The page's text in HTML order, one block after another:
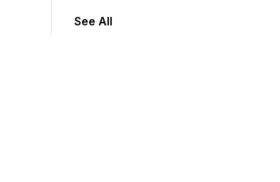
shift to jump forward or backward.
See All